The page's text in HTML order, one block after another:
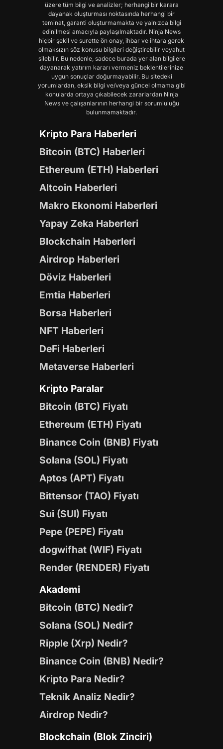
üzere tüm bilgi ve analizler; herhangi bir karara
dayanak oluşturması noktasında herhangi bir
teminat, garanti oluşturmamakta ve yalnızca bilgi
edinilmesi amacıyla paylaşılmaktadır. Ninja News
hiçbir şekil ve surette ön onay, ihbar ve ihtara gerek
olmaksızın söz konusu bilgileri değiştirebilir veyahut
silebilir. Bu nedenle, sadece burada yer alan bilgilere
dayanarak yatırım kararı vermeniz beklentilerinize
uygun sonuçlar doğurmayabilir. Bu sitedeki
yorumlardan, eksik bilgi ve/veya güncel olmama gibi
konularda ortaya çıkabilecek zararlardan Ninja
News ve çalışanlarının herhangi bir sorumluluğu
bulunmamaktadır.
Kripto Para Haberleri
Bitcoin (BTC) Haberleri
Ethereum (ETH) Haberleri
Altcoin Haberleri
Makro Ekonomi Haberleri
Yapay Zeka Haberleri
Blockchain Haberleri
Airdrop Haberleri
Döviz Haberleri
Emtia Haberleri
Borsa Haberleri
NFT Haberleri
DeFi Haberleri
Metaverse Haberleri
Kripto Paralar
Bitcoin (BTC) Fiyatı
Ethereum (ETH) Fiyatı
Binance Coin (BNB) Fiyatı
Solana (SOL) Fiyatı
Aptos (APT) Fiyatı
Bittensor (TAO) Fiyatı
Sui (SUI) Fiyatı
Pepe (PEPE) Fiyatı
dogwifhat (WIF) Fiyatı
Render (RENDER) Fiyatı
Akademi
Bitcoin (BTC) Nedir?
Solana (SOL) Nedir?
Ripple (Xrp) Nedir?
Binance Coin (BNB) Nedir?
Kripto Para Nedir?
Teknik Analiz Nedir?
Airdrop Nedir?
Blockchain (Blok Zinciri)